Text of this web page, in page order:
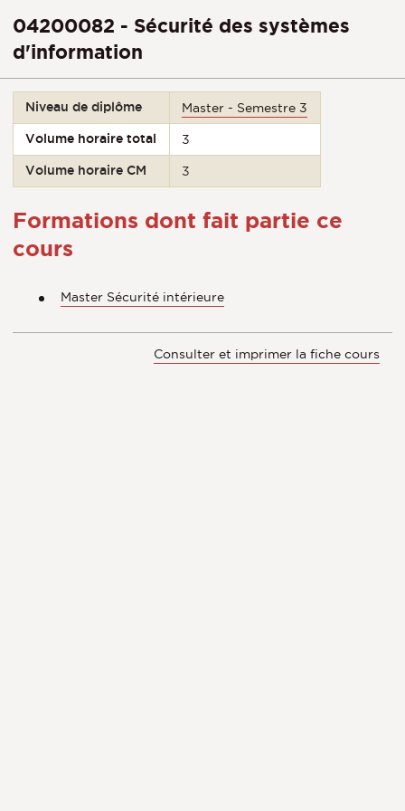
04200082 - Sécurité des systèmes
d'information
Niveau de diplôme Master - Semestre 3
Volume horaire total 3
Volume horaire CM 3
Formations dont fait partie ce
cours
Master Sécurité intérieure
Consulter et imprimer la fiche cours